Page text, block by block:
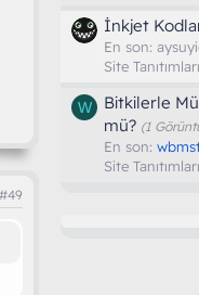
#49
İnkjet
En son:
Site Tanıtımları
W
Bitkilerle
mü? (1
En son:
Site Tanıtımları